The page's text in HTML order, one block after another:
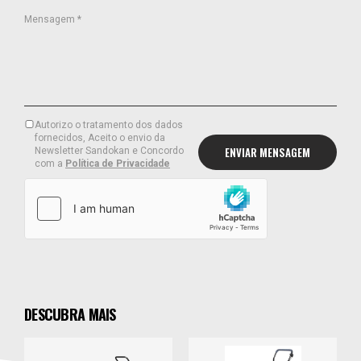
Mensagem *
Autorizo o tratamento dos dados
fornecidos, Aceito o envio da
Newsletter Sandokan e Concordo
com a Política de Privacidade
DESCUBRA MAIS